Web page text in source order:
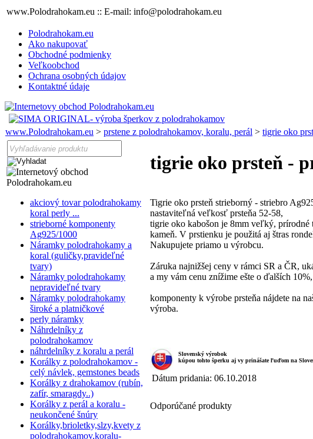
www.Polodrahokam.eu :: E-mail: info@polodrahokam.eu
Polodrahokam.eu
Ako nakupovať
Obchodné podmienky
Veľkoobchod
Ochrana osobných údajov
Kontaktné údaje
www.Polodrahokam.eu > prstene z polodrahokamov, koralu, perál > tigrie oko
akciový tovar polodrahokamy
koral perly ...
strieborné komponenty
Ag925/1000
Náramky polodrahokamy a
koral (guličky,pravideľné
tvary)
Náramky polodrahokamy
nepravideľné tvary
Náramky polodrahokamy
široké a platničkové
perly náramky
Náhrdelníky z
polodrahokamov
náhrdelníky z koralu a perál
Korálky z polodrahokamov -
celý návlek, gemstones beads
Korálky z drahokamov (rubín,
zafír, smaragdy..)
Korálky z perál a koralu -
neukončené šnúry
Korálky,brioletky,slzy,kvety z
polodrahokamov,koralu-
tigrie oko prsteň -
Tigrie oko prsteň strieborný - striebro
nastaviteľná veľkosť prsteňa 52-58,
tigrie oko kabošon je 8mm veľký,
kameň. V prstienku je použitá aj štras
Nakupujete priamo u výrobcu.
Záruka najnižšej ceny v rámci SR a ČR,
a my vám cenu znížime ešte o ďalších 10%,
komponenty k výrobe prsteňa nájdete na
výroba.
Slovenský výrobok
kúpou tohto šperku aj vy prinášate ľuďom na
Dátum pridania: 06.10.2018
Odporúčané produkty